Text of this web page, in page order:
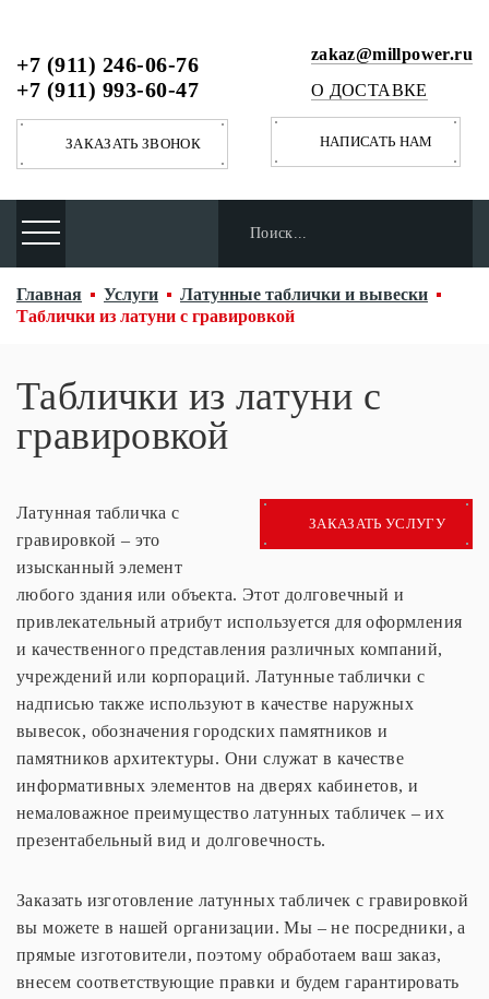
+7 (911) 246-06-76
+7 (911) 993-60-47
ЗАКАЗАТЬ ЗВОНОК
zakaz@millpower.ru
О ДОСТАВКЕ
НАПИСАТЬ НАМ
Главная Услуги
Латунные таблички и вывески
Таблички из латуни с гравировкой
Таблички из латуни с
гравировкой
ЗАКАЗАТЬ УСЛУГУ
Латунная табличка с
гравировкой – это
изысканный элемент
любого здания или объекта. Этот долговечный и
привлекательный атрибут используется для оформления
и качественного представления различных компаний,
учреждений или корпораций. Латунные таблички с
надписью также используют в качестве наружных
вывесок, обозначения городских памятников и
памятников архитектуры. Они служат в качестве
информативных элементов на дверях кабинетов, и
немаловажное преимущество латунных табличек – их
презентабельный вид и долговечность.
Заказать изготовление латунных табличек с гравировкой
вы можете в нашей организации. Мы – не посредники, а
прямые изготовители, поэтому обработаем ваш заказ,
внесем соответствующие правки и будем гарантировать